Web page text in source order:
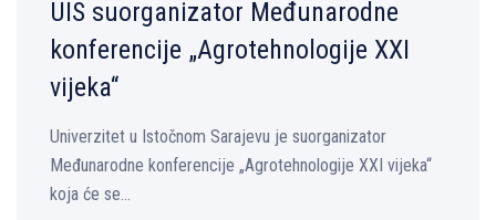
UIS suorganizator Međunarodne
konferencije „Agrotehnologije XXI
vijeka“
Univerzitet u Istočnom Sarajevu je suorganizator
Međunarodne konferencije „Agrotehnologije XXI vijeka“
koja će se...